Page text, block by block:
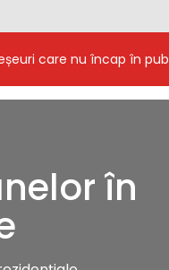
care nu încap în
în